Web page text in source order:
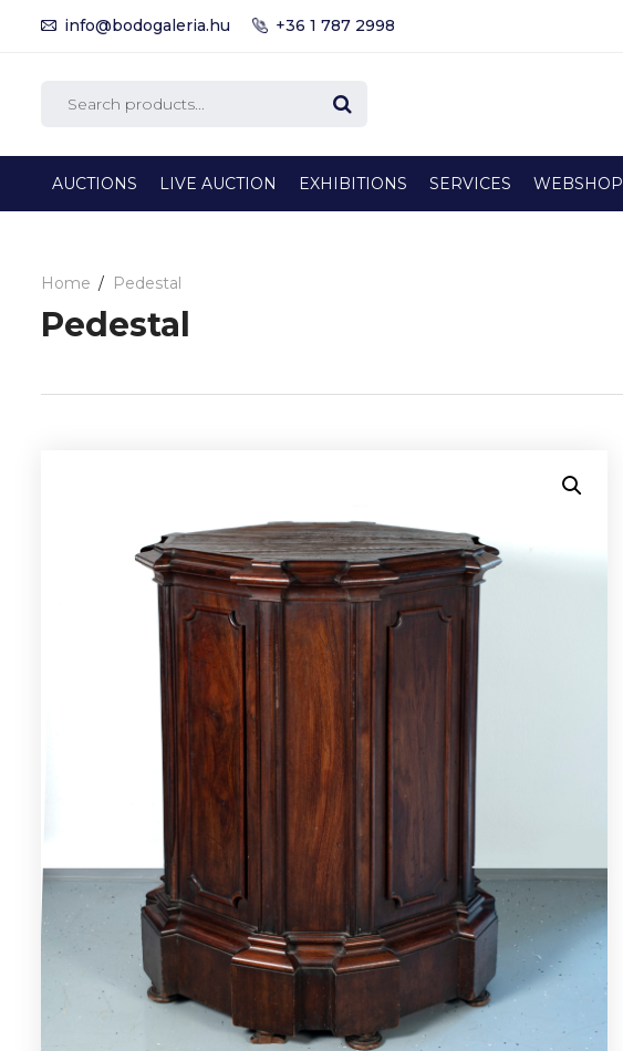
+36 1 787 2998
info@bodogaleria.hu
AUCTIONS LIVE AUCTION EXHIBITIONS SERVICES WEBSHOP
Home Pedestal
Pedestal